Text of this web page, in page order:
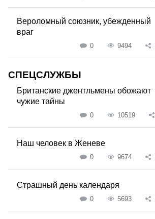
Вероломный союзник, убежденный
враг
0 9494
СПЕЦСЛУЖБЫ
Британские джентльмены обожают
чужие тайны
0 10519
Наш человек в Женеве
0 9674
Страшный день календаря
0 5693